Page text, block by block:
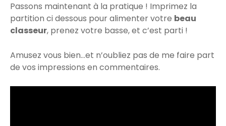
Passons maintenant à la pratique ! Imprimez la
partition ci dessous pour alimenter votre beau
classeur, prenez votre basse, et c’est parti !
Amusez vous bien…et n’oubliez pas de me faire part
de vos impressions en commentaires.